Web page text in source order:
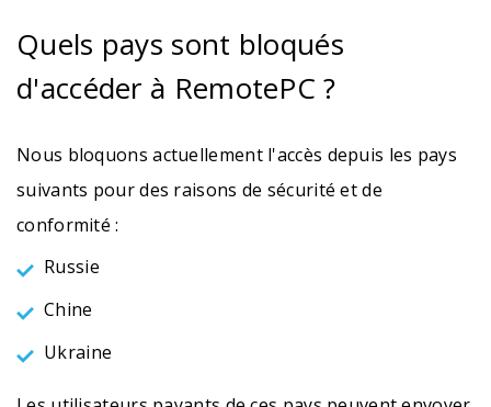
Quels pays sont bloqués
d'accéder à RemotePC ?
Nous bloquons actuellement l'accès depuis les pays
suivants pour des raisons de sécurité et de
conformité :
Russie
Chine
Ukraine